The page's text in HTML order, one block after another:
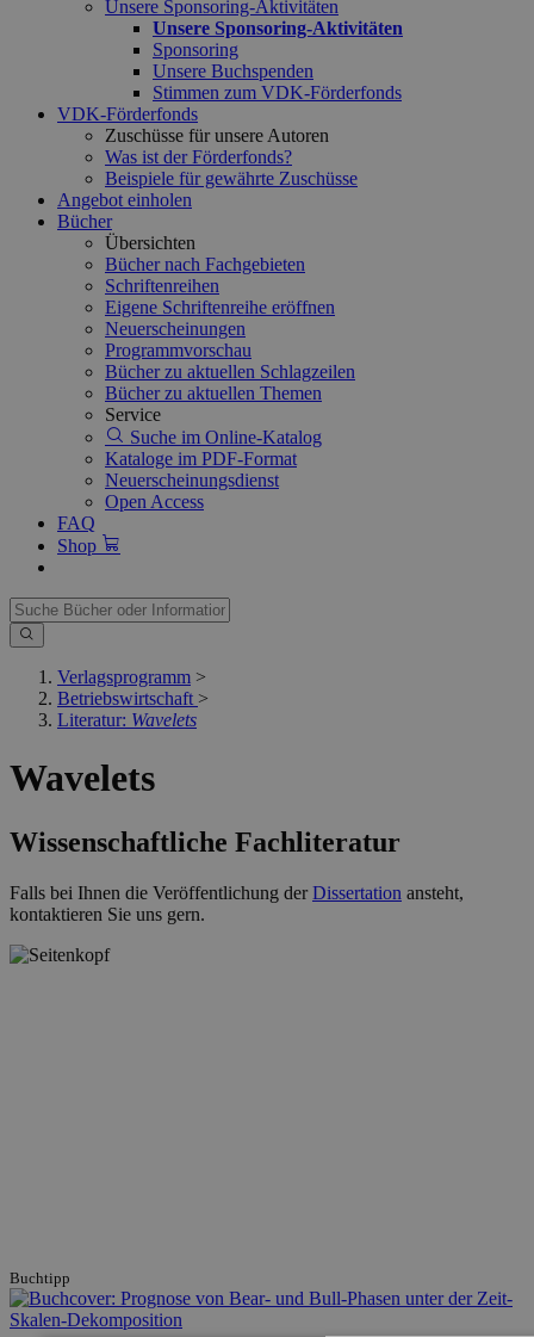
Unsere Sponsoring-Aktivitäten
Unsere Sponsoring-Aktivitäten
Sponsoring
Unsere Buchspenden
Stimmen zum VDK-Förderfonds
VDK-Förderfonds
Zuschüsse für unsere Autoren
Was ist der Förderfonds?
Beispiele für gewährte Zuschüsse
Angebot einholen
Bücher
Übersichten
Bücher nach Fachgebieten
Schriftenreihen
Eigene Schriftenreihe eröffnen
Neuerscheinungen
Programmvorschau
Bücher zu aktuellen Schlagzeilen
Bücher zu aktuellen Themen
Service
Suche im Online-Katalog
Kataloge im PDF-Format
Neuerscheinungsdienst
Open Access
FAQ
Shop
Verlagsprogramm >
Betriebswirtschaft >
Literatur: Wavelets
Wavelets
Wissenschaftliche Fachliteratur
Falls bei Ihnen die Veröffentlichung derDissertation ansteht,
kontaktieren Sie uns gern.
Buchtipp